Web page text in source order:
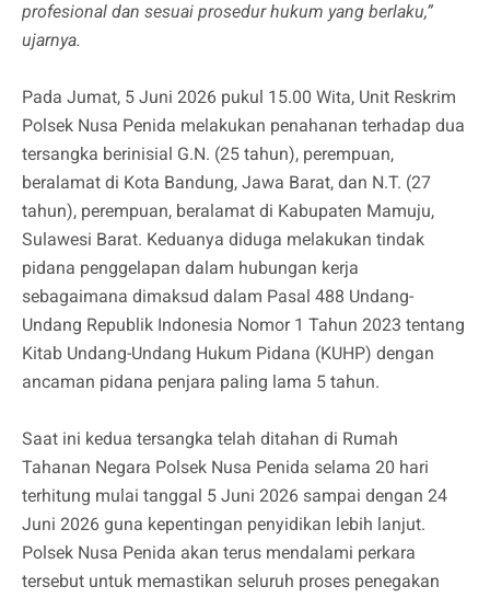
profesional dan sesuai prosedur hukum yang berlaku,”
ujarnya.
Pada Jumat, 5 Juni 2026 pukul 15.00 Wita, Unit Reskrim
Polsek Nusa Penida melakukan penahanan terhadap dua
tersangka berinisial G.N. (25 tahun), perempuan,
beralamat di Kota Bandung, Jawa Barat, dan N.T. (27
tahun), perempuan, beralamat di Kabupaten Mamuju,
Sulawesi Barat. Keduanya diduga melakukan tindak
pidana penggelapan dalam hubungan kerja
sebagaimana dimaksud dalam Pasal 488 Undang-
Undang Republik Indonesia Nomor 1 Tahun 2023 tentang
Kitab Undang-Undang Hukum Pidana (KUHP) dengan
ancaman pidana penjara paling lama 5 tahun.
Saat ini kedua tersangka telah ditahan di Rumah
Tahanan Negara Polsek Nusa Penida selama 20 hari
terhitung mulai tanggal 5 Juni 2026 sampai dengan 24
Juni 2026 guna kepentingan penyidikan lebih lanjut.
Polsek Nusa Penida akan terus mendalami perkara
tersebut untuk memastikan seluruh proses penegakan